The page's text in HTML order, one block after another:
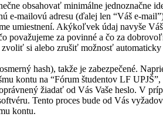
obsahovať minimálne jednoznačne
e-mailovú adresu (ďalej len “Váš e-
umiestnení. Akýkoľvek údaj navyše
považujeme za povinné a čo za
si alebo zrušiť možnosť
hash), takže je zabezpečené.
kontu na “Fórum študentov LF
žiadať od Vás Vaše heslo. V
Tento proces bude od Vás
kontu.